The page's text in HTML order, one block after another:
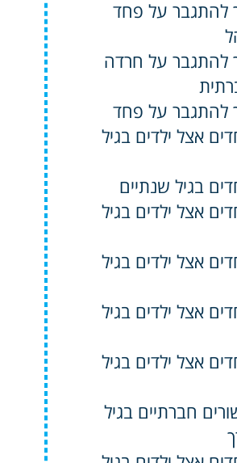
להתגבר על פחד
להתגבר על חרדה
להתגבר על פחד
אצל ילדים בגיל
בגיל שנתיים
אצל ילדים בגיל
אצל ילדים בגיל
אצל ילדים בגיל
אצל ילדים בגיל
חברתיים בגיל